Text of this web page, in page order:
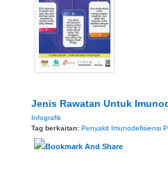
Jenis Rawatan Untuk
Infografik
Tag berkaitan: Penyakit Imunodefisiensi